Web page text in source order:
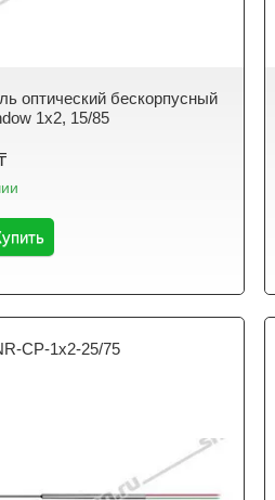
оптический бескорпусный
1х2, 15/85
CP-1x2-25/75